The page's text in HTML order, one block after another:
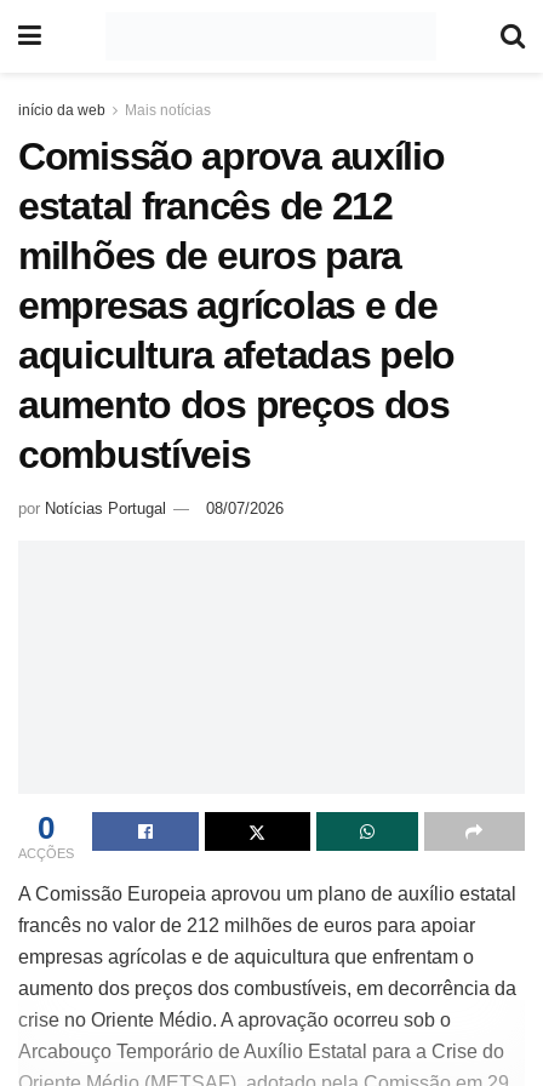
início da web Mais notícias
Comissão aprova auxílio
estatal francês de 212
milhões de euros para
empresas agrícolas e de
aquicultura afetadas pelo
aumento dos preços dos
combustíveis
por Notícias Portugal 08/07/2026
0
ACÇÕES
A Comissão Europeia aprovou um plano de auxílio estatal
francês no valor de 212 milhões de euros para apoiar
empresas agrícolas e de aquicultura que enfrentam o
aumento dos preços dos combustíveis, em decorrência da
crise no Oriente Médio. A aprovação ocorreu sob o
Arcabouço Temporário de Auxílio Estatal para a Crise do